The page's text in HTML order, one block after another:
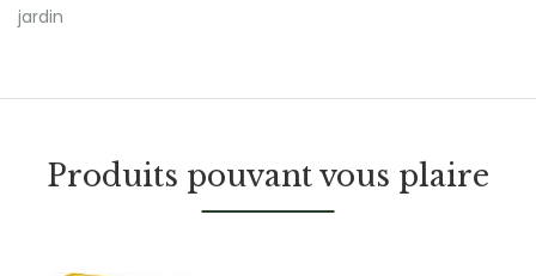
jardin
Produits pouvant vous plaire